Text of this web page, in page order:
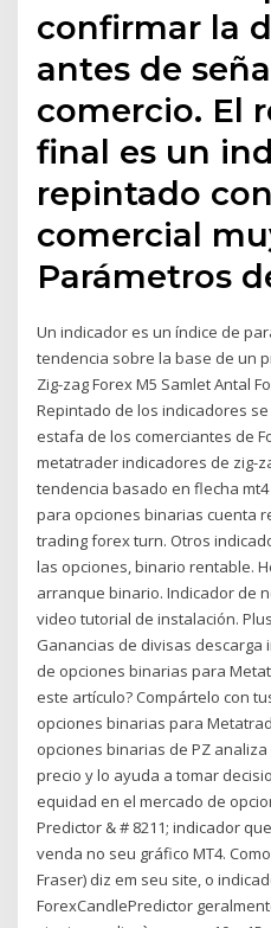
confirmar la
antes de
comercio. El
final es un
repintado
comercial
Parámetros
Un indicador es un índice de
tendencia sobre la base de un
Zig-zag Forex M5 Samlet Antal
Repintado de los indicadores
estafa de los comerciantes de
metatrader indicadores de zig-
tendencia basado en flecha
para opciones binarias cuenta
trading forex turn. Otros
las opciones, binario rentable.
arranque binario. Indicador de
video tutorial de instalación.
Ganancias de divisas descarga
de opciones binarias para
este artículo? Compártelo con
opciones binarias para
opciones binarias de PZ
precio y lo ayuda a tomar
equidad en el mercado de
Predictor & # 8211; indicador
venda no seu gráfico MT4.
Fraser) diz em seu site, o
ForexCandlePredictor